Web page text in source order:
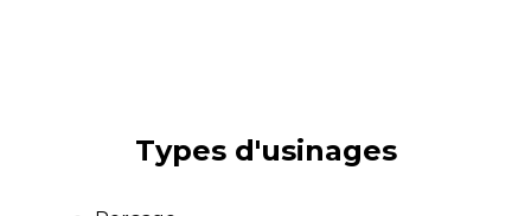
Types d'usinages